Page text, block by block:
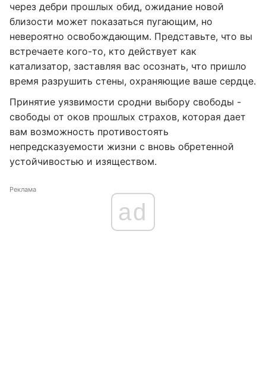
через дебри прошлых обид, ожидание новой
близости может показаться пугающим, но
невероятно освобождающим. Представьте, что вы
встречаете кого-то, кто действует как
катализатор, заставляя вас осознать, что пришло
время разрушить стены, охраняющие ваше сердце.
Принятие уязвимости сродни выбору свободы -
свободы от оков прошлых страхов, которая дает
вам возможность противостоять
непредсказуемости жизни с вновь обретенной
устойчивостью и изяществом.
Реклама
ad